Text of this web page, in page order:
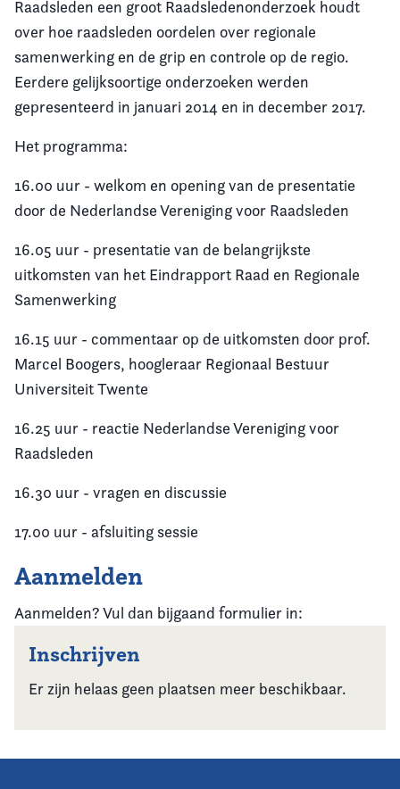
Raadsleden een groot Raadsledenonderzoek houdt
over hoe raadsleden oordelen over regionale
samenwerking en de grip en controle op de regio.
Eerdere gelijksoortige onderzoeken werden
gepresenteerd in januari 2014 en in december 2017.
Het programma:
16.00 uur - welkom en opening van de presentatie
door de Nederlandse Vereniging voor Raadsleden
16.05 uur - presentatie van de belangrijkste
uitkomsten van het Eindrapport Raad en Regionale
Samenwerking
16.15 uur - commentaar op de uitkomsten door prof.
Marcel Boogers, hoogleraar Regionaal Bestuur
Universiteit Twente
16.25 uur - reactie Nederlandse Vereniging voor
Raadsleden
16.30 uur - vragen en discussie
17.00 uur - afsluiting sessie
Aanmelden
Aanmelden? Vul dan bijgaand formulier in:
Inschrijven
Er zijn helaas geen plaatsen meer beschikbaar.